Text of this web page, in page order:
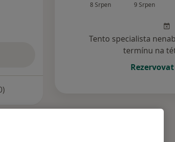
8 Srpen 9 Srpen
Tento specialista
termínu na